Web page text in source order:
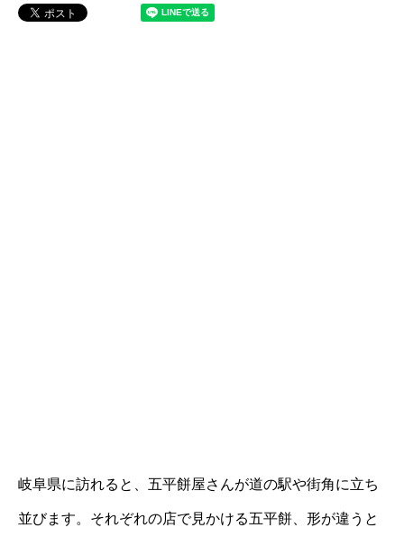
岐阜県に訪れると、五平餅屋さんが道の駅や街角に立ち
並びます。それぞれの店で見かける五平餅、形が違うと